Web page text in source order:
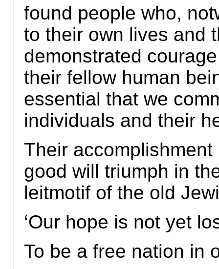
found people who,
to their own lives and
demonstrated
their fellow human
essential that we
individuals and their
Their
good will triumph in
leitmotif of the old
‘Our hope is not yet
To be a free nation in